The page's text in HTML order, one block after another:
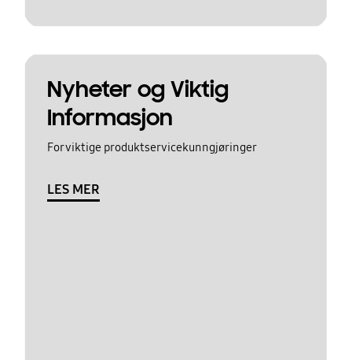
Nyheter og Viktig
Informasjon
For viktige produktservicekunngjøringer
LES MER